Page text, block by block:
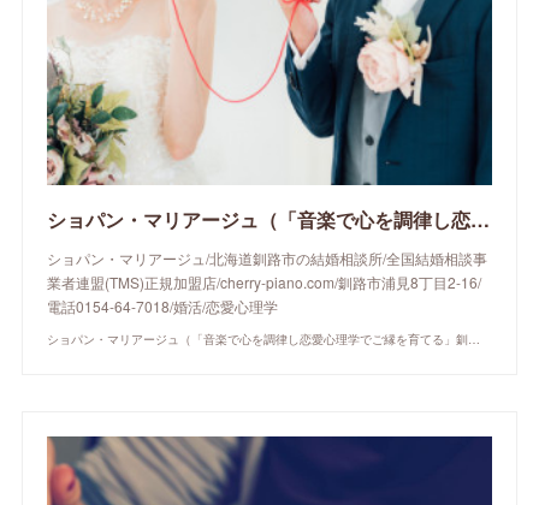
ショパン・マリアージュ（「音楽で心を調律し恋愛心理学でご縁を育てる」釧路市の結婚相談所）/ 全国結婚相談事業者連盟正規加盟店 / cherry-piano.com
ショパン・マリアージュ/北海道釧路市の結婚相談所/全国結婚相談事
業者連盟(TMS)正規加盟店/cherry-piano.com/釧路市浦見8丁目2-16/
電話0154-64-7018/婚活/恋愛心理学